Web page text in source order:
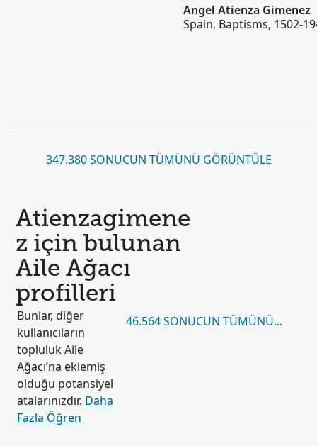
Angel Atienza Gimenez
Spain, Baptisms, 1502-
347.380 SONUCUN TÜMÜNÜ GÖRÜNTÜLE
Atienzagimene
z için bulunan
Aile Ağacı
profilleri
Bunlar, diğer
kullanıcıların
topluluk Aile
Ağacı’na eklemiş
olduğu potansiyel
atalarınızdır. Daha
Fazla Öğren
46.564 SONUCUN TÜMÜNÜ